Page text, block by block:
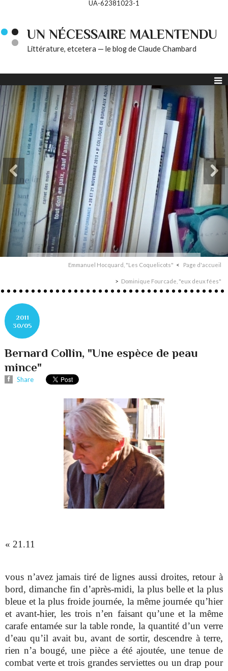
UA-62381023-1
UN NÉCESSAIRE MALENTENDU
Littérature, etcetera — le blog de Claude Chambard
Emmanuel Hocquard, "Les Coquelicots" Page d'accueil
Dominique Fourcade, "eux deux fées"
2011
30/05
Bernard Collin, "Une espèce de peau
mince"
Share
« 21.11
vous n’avez jamais tiré de lignes aussi droites, retour à
bord, dimanche fin d’après-midi, la plus belle et la plus
bleue et la plus froide journée, la même journée qu’hier
et avant-hier, les trois n’en faisant qu’une et la même
carafe entamée sur la table ronde, la quantité d’un verre
d’eau qu’il avait bu, avant de sortir, descendre à terre,
rien n’a bougé, une pièce a été ajoutée, une tenue de
combat verte et trois grandes serviettes ou un drap pour